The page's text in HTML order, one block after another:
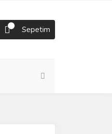
Sepetim